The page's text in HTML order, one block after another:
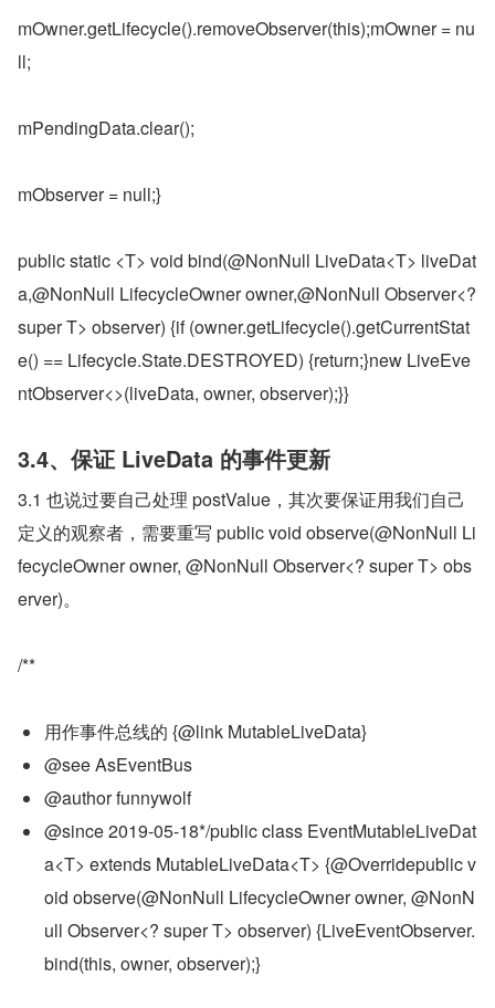
mOwner.getLifecycle().removeObserver(this);mOwner = nu
ll;
mPendingData.clear();
mObserver = null;}
public static <T> void bind(@NonNull LiveData<T> liveDat
a,@NonNull LifecycleOwner owner,@NonNull Observer<?
super T> observer) {if (owner.getLifecycle().getCurrentStat
e() == Lifecycle.State.DESTROYED) {return;}new LiveEve
ntObserver<>(liveData, owner, observer);}}
3.4、保证 LiveData 的事件更新
3.1 也说过要自己处理 postValue，其次要保证用我们自己
定义的观察者，需要重写 public void observe(@NonNull Li
fecycleOwner owner, @NonNull Observer<? super T> obs
erver)。
/**
用作事件总线的 {@link MutableLiveData}
@see AsEventBus
@author funnywolf
@since 2019-05-18*/public class EventMutableLiveDat
a<T> extends MutableLiveData<T> {@Overridepublic v
oid observe(@NonNull LifecycleOwner owner, @NonN
ull Observer<? super T> observer) {LiveEventObserver.
bind(this, owner, observer);}